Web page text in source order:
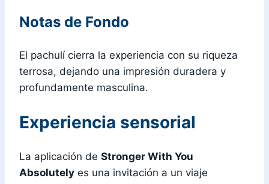
Notas de Fondo
El pachulí cierra la experiencia con su riqueza
terrosa, dejando una impresión duradera y
profundamente masculina.
Experiencia sensorial
La aplicación de Stronger With You
Absolutely es una invitación a un viaje